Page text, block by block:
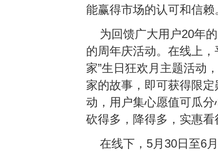
能赢得市场的认可和信赖
为回馈广大用户20年
的周年庆活动。在线上
家”生日狂欢月主题活动
家的故事，即可获得限
动，用户集心愿值可瓜
砍得多，降得多，实惠看
在线下，5月30日至6